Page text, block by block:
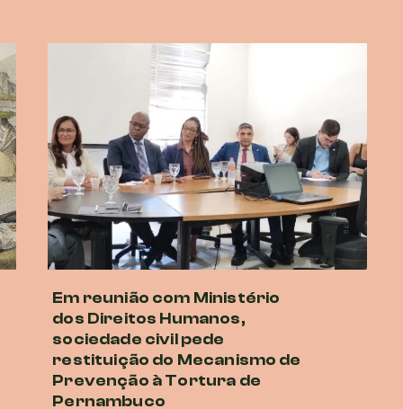
Em reunião com Ministério
dos Direitos Humanos,
sociedade civil pede
restituição do Mecanismo de
Prevenção à Tortura de
Pernambuco